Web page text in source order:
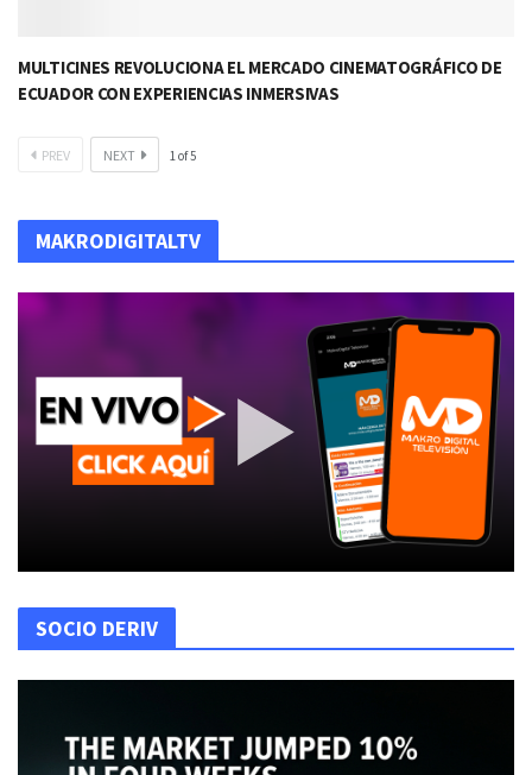
MULTICINES REVOLUCIONA EL MERCADO CINEMATOGRÁFICO DE
ECUADOR CON EXPERIENCIAS INMERSIVAS
PREV NEXT 1of5
MAKRODIGITALTV
SOCIO DERIV